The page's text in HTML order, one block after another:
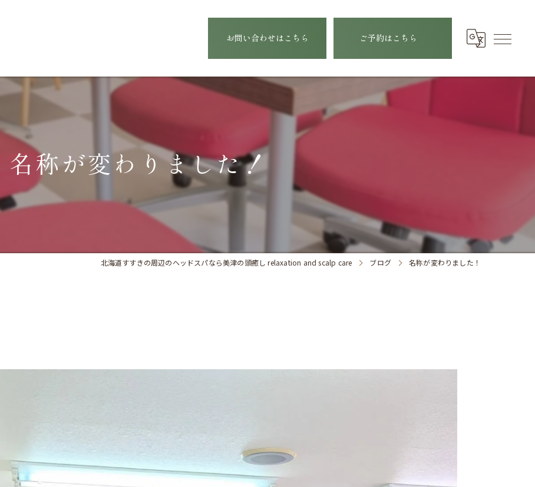
お問い合わせはこちら ご予約はこちら
名称が変わりました！
北海道すすきの周辺のヘッドスパなら美津の頭癒し relaxation and scalp care ブログ 名称が変わりました！